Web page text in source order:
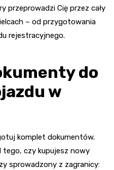
przeprowadzi Cię przez cały
– od przygotowania
rejestracyjnego.
do
w
komplet dokumentów.
tego, czy kupujesz nowy
sprowadzony z zagranicy: